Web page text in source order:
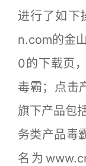
进行了如下
n.com的金
0的下载页
毒霸；点击
旗下产品包
务类产品毒
名为